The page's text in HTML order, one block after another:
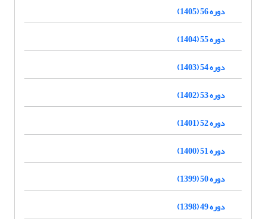
دوره 56 (1405)
دوره 55 (1404)
دوره 54 (1403)
دوره 53 (1402)
دوره 52 (1401)
دوره 51 (1400)
دوره 50 (1399)
دوره 49 (1398)